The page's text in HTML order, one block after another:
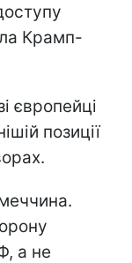
Крамп-
європейці
позиції
а не